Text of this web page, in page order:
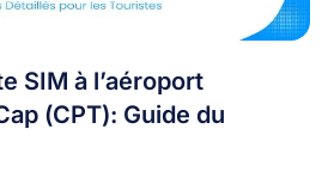
SIM à l’aéroport
(CPT): Guide du